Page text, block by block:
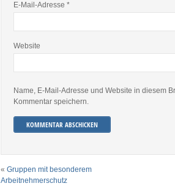
E-Mail-Adresse*
Website
Name, E-Mail-Adresse und Website in diesem
Kommentar speichern.
«Gruppen mit besonderem
Arbeitnehmerschutz